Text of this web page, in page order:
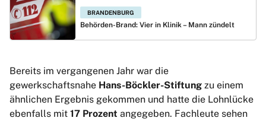
BRANDENBURG
Behörden-Brand: Vier in Klinik – Mann zündelt
Bereits im vergangenen Jahr war die
gewerkschaftsnahe Hans-Böckler-Stiftung zu einem
ähnlichen Ergebnis gekommen und hatte die Lohnlücke
ebenfalls mit 17 Prozent angegeben. Fachleute sehen